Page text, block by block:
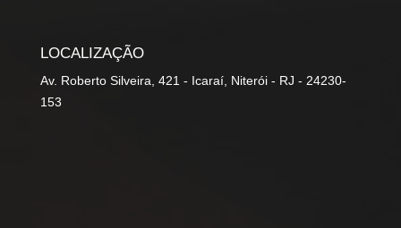
LOCALIZAÇÃO
Av. Roberto Silveira, 421 - Icaraí, Niterói - RJ - 24230-
153